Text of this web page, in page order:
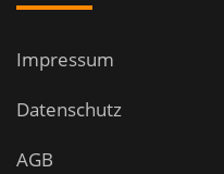
Impressum
Datenschutz
AGB